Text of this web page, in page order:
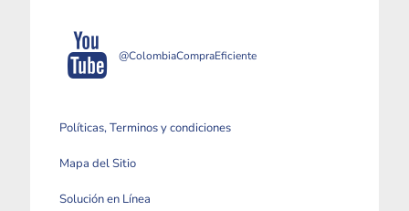
@ColombiaCompraEficiente
Políticas, Terminos y condiciones
Mapa del Sitio
Solución en Línea